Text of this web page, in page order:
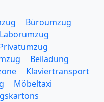
Büroumzug
Laborumzug
Beiladung
Klaviertransport
Möbeltaxi